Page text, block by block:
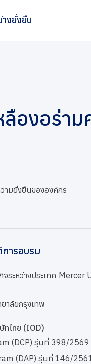
งยั่งยืน
องอร่าม
ามยั่งยืนขององค์กร
ารอบรม
ระหว่างประเทศ
าลัยกรุงเทพ
ทไทย (IOD)
(DCP) รุ่นที่ 398/2569
(DAP) รุ่นที่ 146/